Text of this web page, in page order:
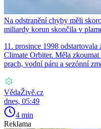
Na odstranění chyby měli
miliardy korun skončila v
11. prosince 1998
Climate Orbiter. Měla
prach, vodní páru a sezónní
VědaŽivě.cz
dnes, 05:49
4 min
Reklama